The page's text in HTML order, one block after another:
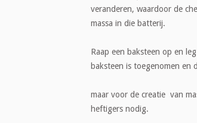
veranderen, waardoor de
massa in die batterij.
Raap een baksteen op en
baksteen is toegenomen en
maar voor de creatie van
heftigers nodig.